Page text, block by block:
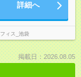
詳細へ
ィス_池袋
掲載日：2026.08.05